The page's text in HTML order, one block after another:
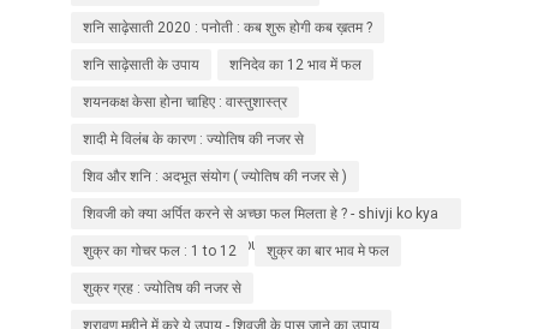
शनि साढ़ेसाती 2020 : पनोती : कब शुरू होगी कब ख़तम ?
शनि साढ़ेसाती के उपाय शनिदेव का 12 भाव में फल
शयनकक्ष केसा होना चाहिए : वास्तुशास्त्र
शादी मे विलंब के कारण : ज्योतिष की नजर से
शिव और शनि : अदभूत संयोग ( ज्योतिष की नजर से )
शिवजी को क्या अर्पित करने से अच्छा फल मिलता हे ? - shivji ko kya
arpit kare ? Manokamna purti ke liye ?
शुक्र का गोचर फल : 1 to 12 शुक्र का बार भाव मे फल
शुक्र ग्रह : ज्योतिष की नजर से
श्रावण महीने में करे ये उपाय - शिवजी के पास जाने का उपाय